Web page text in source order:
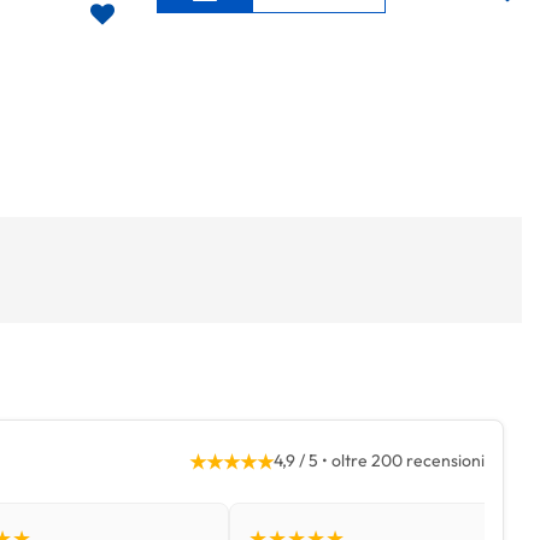
★★★★★4,9 / 5 • oltre 200 recensioni